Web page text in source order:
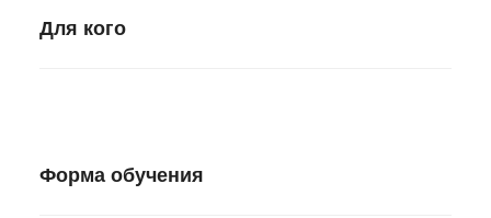
Для кого
Форма обучения